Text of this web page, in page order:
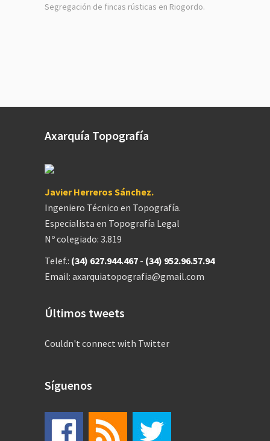
Segregación de fincas rústicas en Riogordo.
Axarquía Topografía
Javier Herreros Sánchez.
Ingeniero Técnico en Topografía.
Especialista en Topografía Legal
Nº colegiado: 3.819
Telef.: (34) 627.944.467 - (34) 952.96.57.94
Email: axarquiatopografia@gmail.com
Últimos tweets
Couldn't connect with Twitter
Síguenos